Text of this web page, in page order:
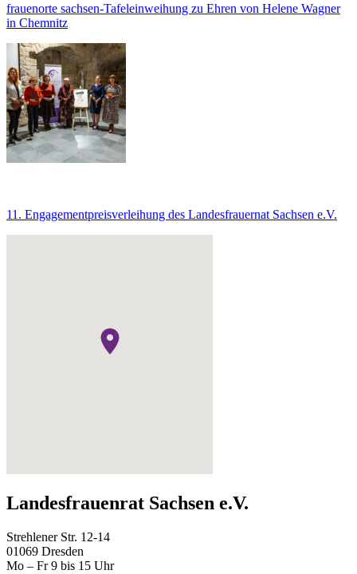
frauenorte sachsen-Tafeleinweihung zu Ehren von Helene Wagner
in Chemnitz
11. Engagementpreisverleihung des Landesfrauernat Sachsen e.V.
Landesfrauenrat Sachsen e.V.
Strehlener Str. 12-14
01069 Dresden
Mo – Fr 9 bis 15 Uhr